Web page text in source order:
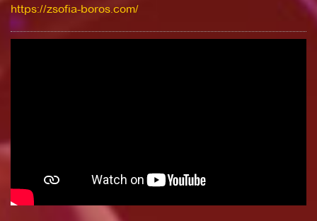
https://zsofia-boros.com/